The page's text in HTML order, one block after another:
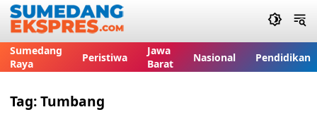
Sumedang
Raya
Peristiwa
Jawa
Barat
Nasional Pendidikan
Tag:Tumbang